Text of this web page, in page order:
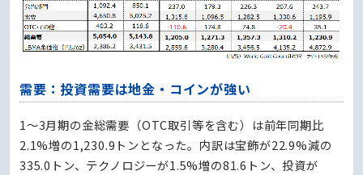
需要：投資需要は地金・コインが強い
1～3月期の金総需要（OTC取引等を含む）は前年同期比
2.1%増の1,230.9トンとなった。内訳は宝飾が22.9%減の
335.0トン、テクノロジーが1.5%増の81.6トン、投資が